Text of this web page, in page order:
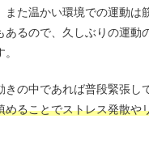
また温かい環境での運動は
あるので、久しぶりの運動
きの中であれば普段緊張し
めることでストレス発散や